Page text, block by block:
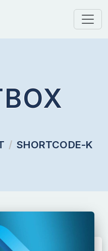
SHORTCODE-K